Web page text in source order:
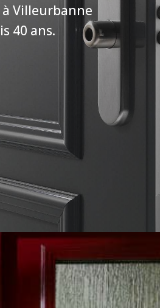
Villeurbanne
40 ans.